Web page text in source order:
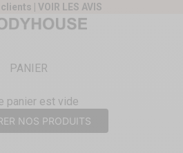
| VOIR LES AVIS
PANIER
panier est vide
NOS PRODUITS